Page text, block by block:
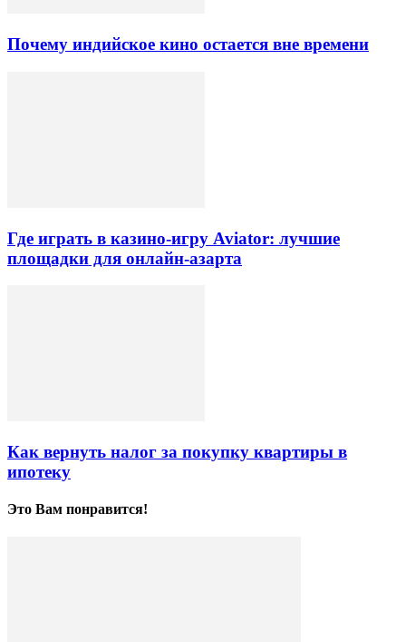
Почему индийское кино остается вне времени
Где играть в казино-игру Aviator: лучшие
площадки для онлайн-азарта
Как вернуть налог за покупку квартиры в
ипотеку
Это Вам понравится!